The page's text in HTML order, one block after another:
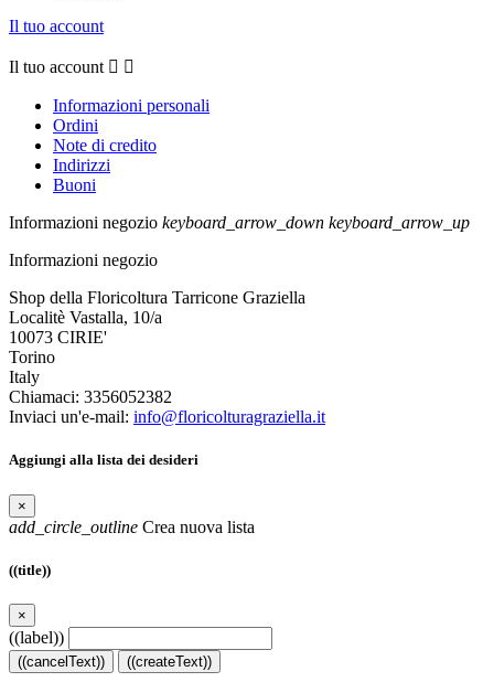
Il tuo account
Il tuo account  
Informazioni personali
Ordini
Note di credito
Indirizzi
Buoni
Informazioni negozio keyboard_arrow_down keyboard_arrow_up
Informazioni negozio
Shop della Floricoltura Tarricone Graziella
Localitè Vastalla, 10/a
10073 CIRIE'
Torino
Italy
Chiamaci: 3356052382
Inviaci un'e-mail: info@floricolturagraziella.it
Aggiungi alla lista dei desideri
×
add_circle_outline Crea nuova lista
((title))
×
((label))
((cancelText)) ((createText))